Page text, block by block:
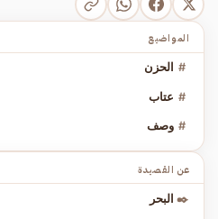
المواضيع
# الحزن
# عتاب
# وصف
عن القصيدة
✒️ البحر